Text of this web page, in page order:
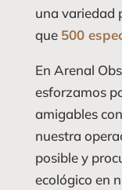
una variedad
que 500
En Arenal
esforzamos
amigables
nuestra
posible y
ecológico en